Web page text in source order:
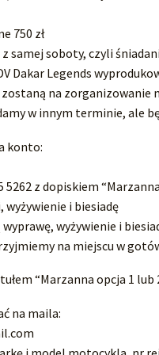
750 zł
samej soboty, czyli
Dakar Legends
na
w innym terminie, ale
konto:
5262 z dopiskiem
wyżywienie i biesiadę
wyżywienie i
na miejscu w
“Marzanna opcja 1
na maila: